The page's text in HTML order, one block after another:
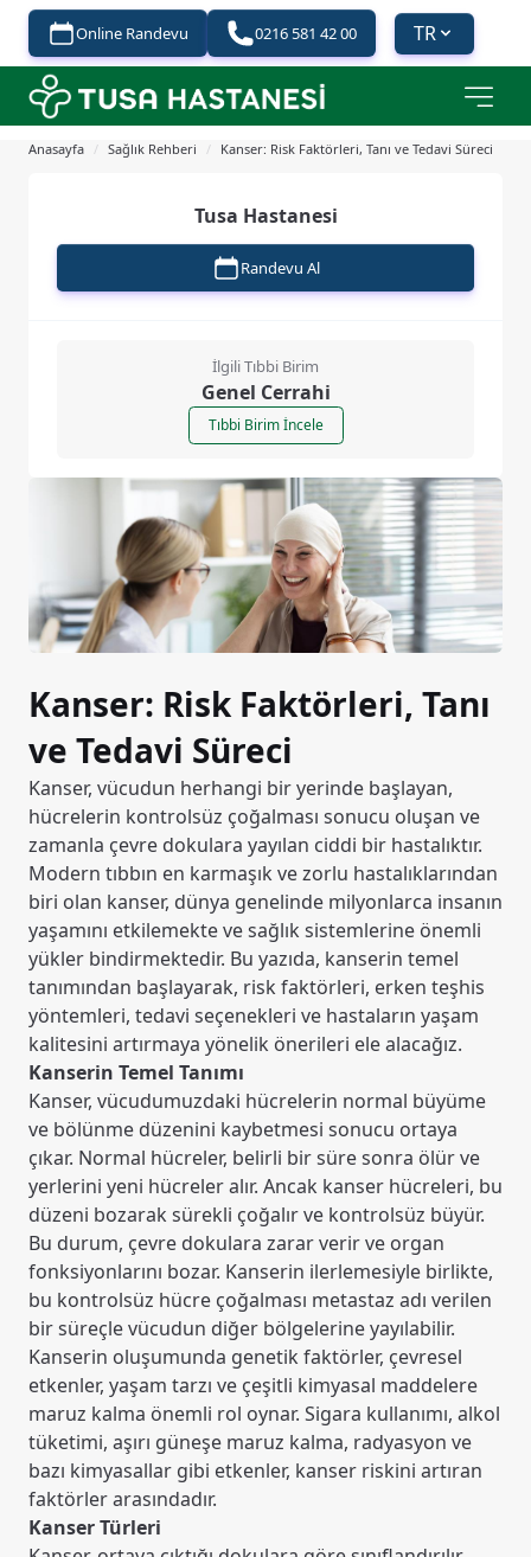
Online Randevu 0216 581 42 00 TR
Anasayfa / Sağlık Rehberi / Kanser: Risk Faktörleri, Tanı ve Tedavi Süreci
Tusa Hastanesi
Randevu Al
İlgili Tıbbi Birim
Genel Cerrahi
Tıbbi Birim İncele
Kanser: Risk Faktörleri, Tanı
ve Tedavi Süreci
Kanser, vücudun herhangi bir yerinde başlayan,
hücrelerin kontrolsüz çoğalması sonucu oluşan ve
zamanla çevre dokulara yayılan ciddi bir hastalıktır.
Modern tıbbın en karmaşık ve zorlu hastalıklarından
biri olan kanser, dünya genelinde milyonlarca insanın
yaşamını etkilemekte ve sağlık sistemlerine önemli
yükler bindirmektedir. Bu yazıda, kanserin temel
tanımından başlayarak, risk faktörleri, erken teşhis
yöntemleri, tedavi seçenekleri ve hastaların yaşam
kalitesini artırmaya yönelik önerileri ele alacağız.
Kanserin Temel Tanımı
Kanser, vücudumuzdaki hücrelerin normal büyüme
ve bölünme düzenini kaybetmesi sonucu ortaya
çıkar. Normal hücreler, belirli bir süre sonra ölür ve
yerlerini yeni hücreler alır. Ancak kanser hücreleri, bu
düzeni bozarak sürekli çoğalır ve kontrolsüz büyür.
Bu durum, çevre dokulara zarar verir ve organ
fonksiyonlarını bozar. Kanserin ilerlemesiyle birlikte,
bu kontrolsüz hücre çoğalması metastaz adı verilen
bir süreçle vücudun diğer bölgelerine yayılabilir.
Kanserin oluşumunda genetik faktörler, çevresel
etkenler, yaşam tarzı ve çeşitli kimyasal maddelere
maruz kalma önemli rol oynar. Sigara kullanımı, alkol
tüketimi, aşırı güneşe maruz kalma, radyasyon ve
bazı kimyasallar gibi etkenler, kanser riskini artıran
faktörler arasındadır.
Kanser Türleri